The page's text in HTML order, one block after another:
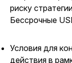
риску
Бессрочные
Условия для
действия в